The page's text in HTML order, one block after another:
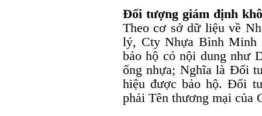
Đối tượng giám định
Theo cơ sở dữ liệu về
lý, Cty Nhựa Bình Minh
bảo hộ có nội dung như
ống nhựa; Nghĩa là Đối
hiệu được bảo hộ. Đối
phải Tên thương mại của